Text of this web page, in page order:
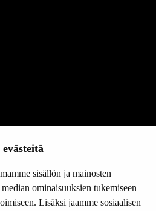
sisällön ja mainosten
ominaisuuksien tukemiseen
Lisäksi jaamme sosiaalisen